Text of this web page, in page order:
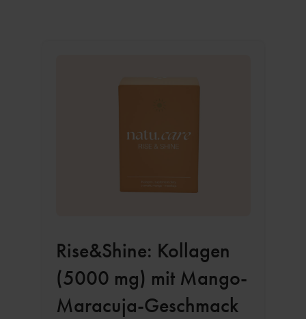
Rise&Shine: Kollagen
(5000 mg) mit Mango-
Maracuja-Geschmack